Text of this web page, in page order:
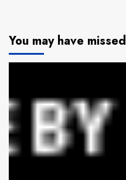
You may have missed